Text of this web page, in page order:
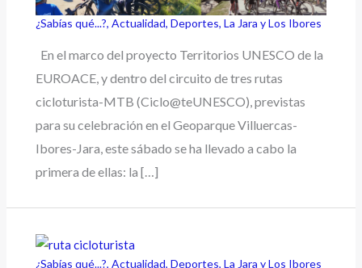
¿Sabías qué...?,Actualidad,Deportes,La Jara y Los Ibores
En el marco del proyecto Territorios UNESCO de la
EUROACE, y dentro del circuito de tres rutas
cicloturista-MTB (Ciclo@teUNESCO), previstas
para su celebración en el Geoparque Villuercas-
Ibores-Jara, este sábado se ha llevado a cabo la
primera de ellas: la […]
¿Sabías qué...?,Actualidad,Deportes,La Jara y Los Ibores